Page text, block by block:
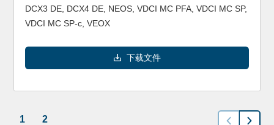
DCX3 DE, DCX4 DE, NEOS, VDCI MC PFA, VDCI MC SP,
VDCI MC SP-c, VEOX
下载文件
1 2